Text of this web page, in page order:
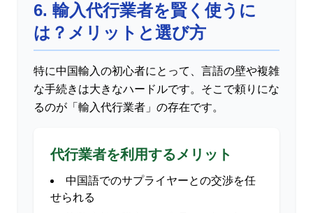
6. 輸入代行業者を賢く使うに
は？メリットと選び方
特に中国輸入の初心者にとって、言語の壁や複雑
な手続きは大きなハードルです。そこで頼りにな
るのが「輸入代行業者」の存在です。
代行業者を利用するメリット
中国語でのサプライヤーとの交渉を任
せられる